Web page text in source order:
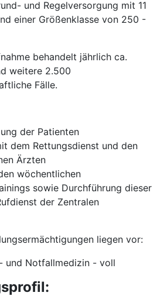
und Regelversorgung mit 11
einer Größenklasse von 250 -
behandelt jährlich ca.
weitere 2.500
Fälle.
der Patienten
dem Rettungsdienst und den
Ärzten
wöchentlichen
sowie Durchführung dieser
der Zentralen
liegen vor:
und Notfallmedizin - voll